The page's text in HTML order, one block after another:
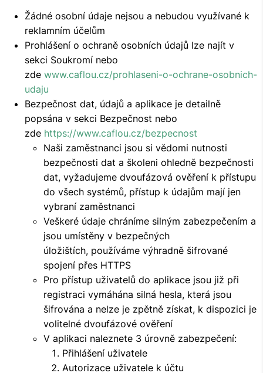
Žádné osobní údaje nejsou a nebudou využívané k
reklamním účelům
Prohlášení o ochraně osobních údajů lze najít v
sekci Soukromí nebo
zde www.caflou.cz/prohlaseni-o-ochrane-osobnich-
udaju
Bezpečnost dat, údajů a aplikace je detailně
popsána v sekci Bezpečnost nebo
zde https://www.caflou.cz/bezpecnost
Naši zaměstnanci jsou si vědomi nutnosti
bezpečnosti dat a školeni ohledně bezpečnosti
dat, vyžadujeme dvoufázová ověření k přístupu
do všech systémů, přístup k údajům mají jen
vybraní zaměstnanci
Veškeré údaje chráníme silným zabezpečením a
jsou umístěny v bezpečných
úložištích, používáme výhradně šifrované
spojení přes HTTPS
Pro přístup uživatelů do aplikace jsou již při
registraci vymáhána silná hesla, která jsou
šifrována a nelze je zpětně získat, k dispozici je
volitelné dvoufázové ověření
V aplikaci naleznete 3 úrovně zabezpečení:
Přihlášení uživatele
Autorizace uživatele k účtu